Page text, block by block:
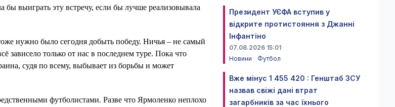
выиграть эту встречу, если бы лучше реализовывала
нужно было сегодня добыть победу. Ничья – не самый
зависело только от нас в последнем туре. Пока что
судя по всему, выбывает из борьбы и может
футболистами. Разве что Ярмоленко неплохо
Президент УЄФА вступив у
відкрите протистояння з Джанні
Інфантіно
07.08.2026 15:01
Новини
Футбол
Вже мінус 1 455 420 : Генштаб ЗСУ
назвав свіжі дані втрат
загарбників за час їхнього